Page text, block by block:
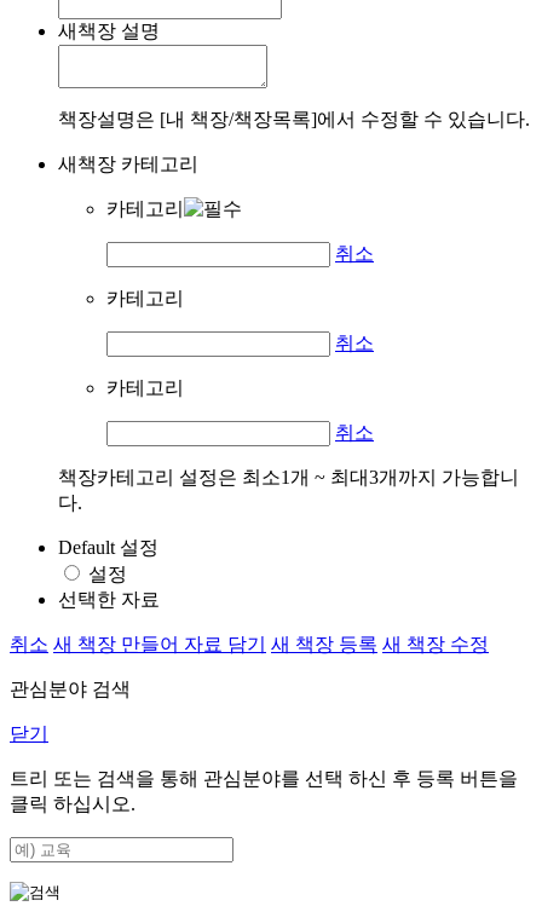
새책장 설명
책장설명은 [내 책장/책장목록]에서 수정할 수 있습니다.
새책장 카테고리
카테고리
취소
카테고리
취소
카테고리
취소
책장카테고리 설정은 최소1개 ~ 최대3개까지 가능합니
다.
Default 설정
설정
선택한 자료
취소 새 책장 만들어 자료 담기 새 책장 등록 새 책장 수정
관심분야 검색
닫기
트리 또는 검색을 통해 관심분야를 선택 하신 후 등록 버튼을
클릭 하십시오.